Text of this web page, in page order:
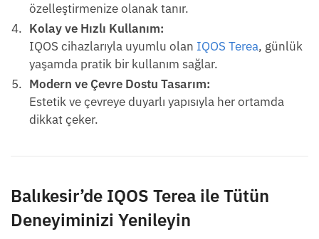
özelleştirmenize olanak tanır.
Kolay ve Hızlı Kullanım:
IQOS cihazlarıyla uyumlu olan IQOS Terea, günlük
yaşamda pratik bir kullanım sağlar.
Modern ve Çevre Dostu Tasarım:
Estetik ve çevreye duyarlı yapısıyla her ortamda
dikkat çeker.
Balıkesir’de IQOS Terea ile Tütün
Deneyiminizi Yenileyin